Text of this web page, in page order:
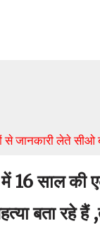
से जानकारी लेते सीओ
में 16 साल
बता रहे